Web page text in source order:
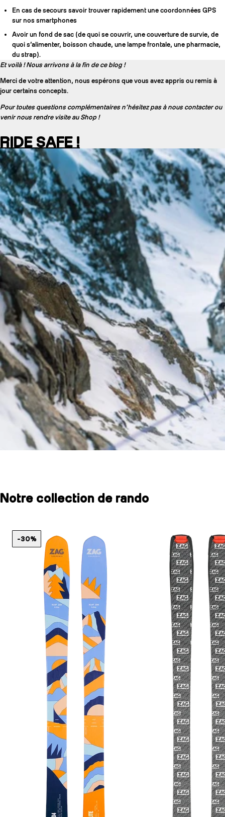
En cas de secours savoir trouver rapidement une coordonnées GPS
sur nos smartphones
Avoir un fond de sac (de quoi se couvrir, une couverture de survie, de
quoi s’alimenter, boisson chaude, une lampe frontale, une pharmacie,
du strap).
Et voilà ! Nous arrivons à la fin de ce blog !
Merci de votre attention, nous espérons que vous avez appris ou remis à
jour certains concepts.
Pour toutes questions complémentaires n’hésitez pas à nous contacter ou
venir nous rendre visite au Shop !
RIDE SAFE !
Notre collection de rando
-30%